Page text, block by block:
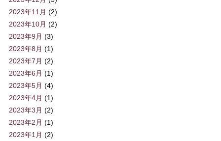
2023年11月 (2)
2023年10月 (2)
2023年9月 (3)
2023年8月 (1)
2023年7月 (2)
2023年6月 (1)
2023年5月 (4)
2023年4月 (1)
2023年3月 (2)
2023年2月 (1)
2023年1月 (2)